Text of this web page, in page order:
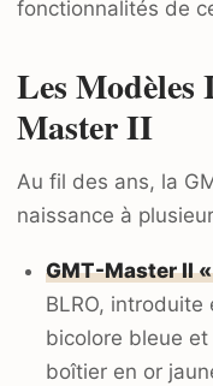
fonctionnalités de
Les Modèles
Master II
Au fil des ans, la
naissance à
GMT-Master II
BLRO,
bicolore bleue
boîtier en or